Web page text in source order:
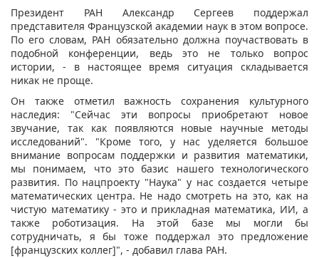
Президент РАН Александр Сергеев поддержал
представителя Французской академии наук в этом вопросе.
По его словам, РАН обязательно должна поучаствовать в
подобной конференции, ведь это не только вопрос
истории, - в настоящее время ситуация складывается
никак не проще.
Он также отметил важность сохранения культурного
наследия: "Сейчас эти вопросы приобретают новое
звучание, так как появляются новые научные методы
исследований". "Кроме того, у нас уделяется большое
внимание вопросам поддержки и развития математики,
мы понимаем, что это базис нашего технологического
развития. По нацпроекту "Наука" у нас создается четыре
математических центра. Не надо смотреть на это, как на
чистую математику - это и прикладная математика, ИИ, а
также роботизация. На этой базе мы могли бы
сотрудничать, я бы тоже поддержал это предложение
[французских коллег]", - добавил глава РАН.